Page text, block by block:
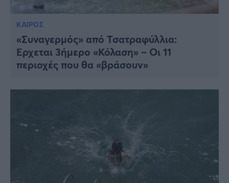
ΚΑΙΡΟΣ
«Συναγερμός» από Τσατραφύλλια:
Έρχεται 3ήμερο «Κόλαση» – Οι 11
περιοχές που θα «βράσουν»